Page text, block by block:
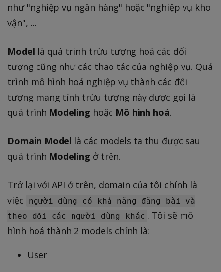
như "nghiệp vụ ngân hàng" hoặc "nghiệp vụ kho
vận", ...
Model là quá trình trừu tượng hoá các đối
tượng cũng như các thao tác của nghiệp vụ. Quá
trình mô hình hoá nghiệp vụ thành các đối
tượng mang tính trừu tượng này được gọi là
quá trình Modeling hoặc Mô hình hoá.
Domain Model là các models ta thu được sau
quá trình Modeling ở trên.
Trở lại với API ở trên, domain của tôi chính là
việc
người dùng có khả năng đăng bài và
theo dõi các người dùng khác . Tôi sẽ mô
hình hoá thành 2 models chính là:
User